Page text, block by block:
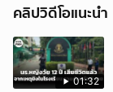
คลิปวิดีโอแนะนำ
01:32